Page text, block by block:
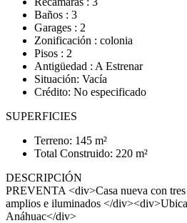
Baños : 3
Garages : 2
Zonificación : colonia
Pisos : 2
Antigüedad : A Estrenar
Situación: Vacía
Crédito: No especificado
SUPERFICIES
Terreno: 145 m²
Total Construido: 220 m²
DESCRIPCIÓN
PREVENTA <div>Casa nueva con tres
amplios e iluminados </
Anáhuac</div>